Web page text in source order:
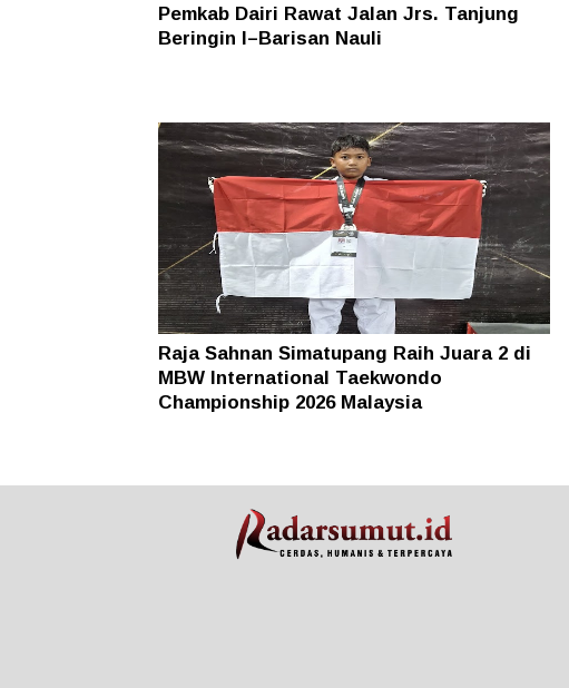
Pemkab Dairi Rawat Jalan Jrs. Tanjung
Beringin I–Barisan Nauli
Raja Sahnan Simatupang Raih Juara 2 di
MBW International Taekwondo
Championship 2026 Malaysia